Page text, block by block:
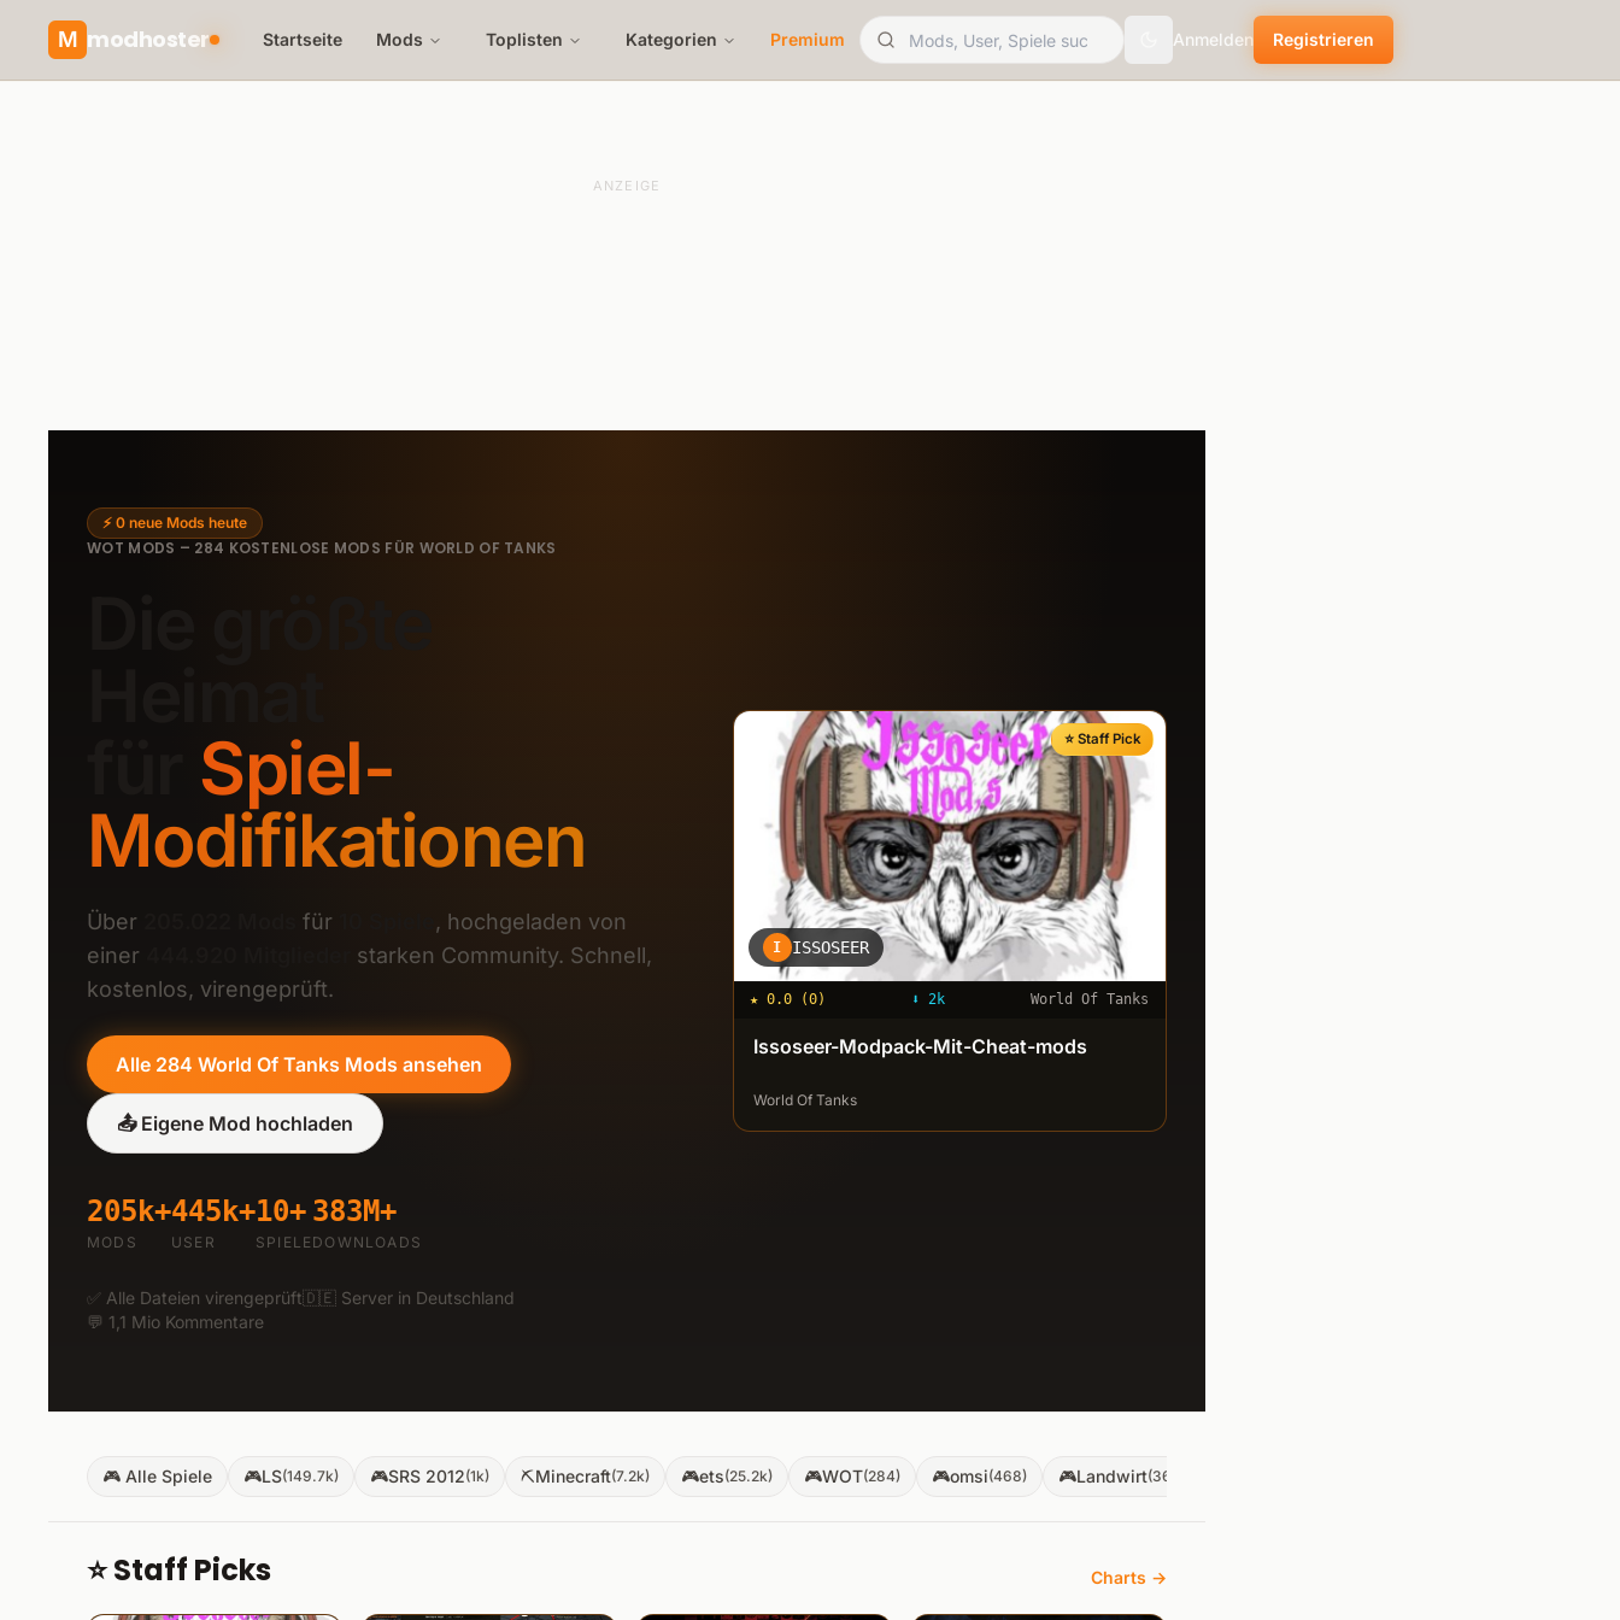
M modhoster Startseite Mods Toplisten Kategorien Premium Toggle theme
Anmelden Registrieren
ANZEIGE
⚡ 0 neue Mods heute
WOT MODS – 284 KOSTENLOSE MODS FÜR WORLD OF TANKS
Spiel-
Modifikationen
Über für
, hochgeladen von
einer
starken Community. Schnell,
kostenlos, virengeprüft.
Alle 284 World Of Tanks Mods ansehen
📤 Eigene Mod hochladen
205k+
MODS
445k+
USER
10+
SPIELE
383M+
DOWNLOADS
✅ Alle Dateien virengeprüft🇩🇪 Server in Deutschland
💬 1,1 Mio Kommentare
⭐ Staff Pick
I ISSOSEER
★0.0 (0) ⬇2k World Of Tanks
Issoseer-Modpack-Mit-Cheat-mods
World Of Tanks
🎮 Alle Spiele 🎮LS(149.7k) 🎮SRS 2012(1k) ⛏Minecraft(7.2k) 🎮ets(25.2k) 🎮WOT(284) 🎮omsi(468) 🎮Landwirt(36
⭐ Staff Picks Charts →